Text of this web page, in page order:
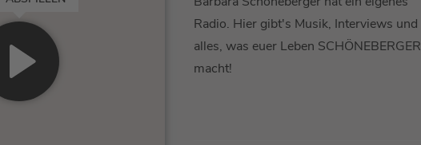
Radio. Hier gibt's Musik, Interviews und
alles, was euer Leben SCHÖNEBERGER
macht!